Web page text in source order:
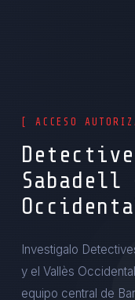
[ ACCESO
Investigalo
y el Vallès
equipo central de